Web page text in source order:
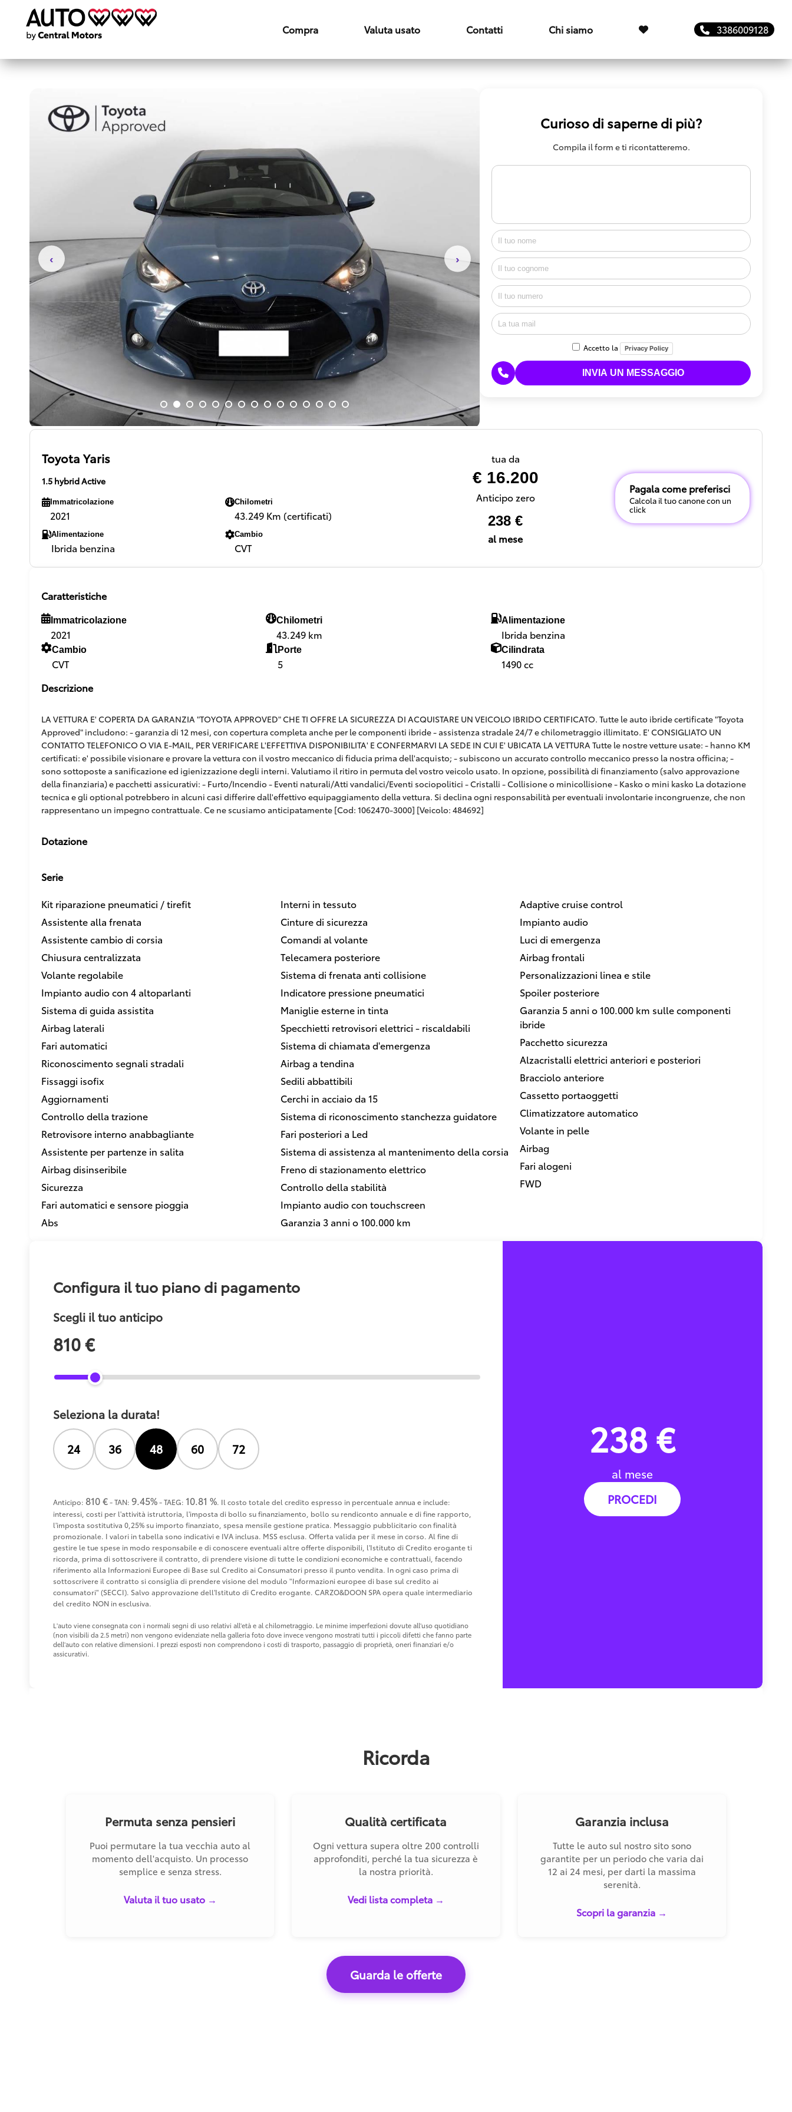
Compra Valuta usato Contatti Chi siamo 3386009128
Curioso di saperne di più?
Compila il form e ti ricontatteremo.
Accetto la Privacy Policy
Toyota Yaris
1.5 hybrid Active
Immatricolazione
2021
Chilometri
43.249 Km (certificati)
Alimentazione
Ibrida benzina
Cambio
CVT
tua da
€ 16.200
Anticipo zero
238 €
al mese
Pagala come preferisci
Calcola il tuo canone con un
click
Caratteristiche
Immatricolazione
2021
Chilometri
43.249 km
Alimentazione
Ibrida benzina
Cambio
CVT
Porte
5
Cilindrata
1490 cc
Descrizione
LA VETTURA E' COPERTA DA GARANZIA "TOYOTA APPROVED" CHE TI OFFRE LA SICUREZZA DI ACQUISTARE UN VEICOLO IBRIDO CERTIFICATO. Tutte le auto ibride certificate "Toyota
Approved" includono: - garanzia di 12 mesi, con copertura completa anche per le componenti ibride - assistenza stradale 24/7 e chilometraggio illimitato. E' CONSIGLIATO UN
CONTATTO TELEFONICO O VIA E-MAIL, PER VERIFICARE L'EFFETTIVA DISPONIBILITA' E CONFERMARVI LA SEDE IN CUI E' UBICATA LA VETTURA Tutte le nostre vetture usate: - hanno KM
certificati: e' possibile visionare e provare la vettura con il vostro meccanico di fiducia prima dell'acquisto; - subiscono un accurato controllo meccanico presso la nostra officina; -
sono sottoposte a sanificazione ed igienizzazione degli interni. Valutiamo il ritiro in permuta del vostro veicolo usato. In opzione, possibilità di finanziamento (salvo approvazione
della finanziaria) e pacchetti assicurativi: - Furto/Incendio - Eventi naturali/Atti vandalici/Eventi sociopolitici - Cristalli - Collisione o minicollisione - Kasko o mini kasko La dotazione
tecnica e gli optional potrebbero in alcuni casi differire dall'effettivo equipaggiamento della vettura. Si declina ogni responsabilità per eventuali involontarie incongruenze, che non
rappresentano un impegno contrattuale. Ce ne scusiamo anticipatamente [Cod: 1062470-3000] [Veicolo: 484692]
Dotazione
Serie
Kit riparazione pneumatici / tirefit
Assistente alla frenata
Assistente cambio di corsia
Chiusura centralizzata
Volante regolabile
Impianto audio con 4 altoparlanti
Sistema di guida assistita
Airbag laterali
Fari automatici
Riconoscimento segnali stradali
Fissaggi isofix
Aggiornamenti
Controllo della trazione
Retrovisore interno anabbagliante
Assistente per partenze in salita
Airbag disinseribile
Sicurezza
Fari automatici e sensore pioggia
Abs
Interni in tessuto
Cinture di sicurezza
Comandi al volante
Telecamera posteriore
Sistema di frenata anti collisione
Indicatore pressione pneumatici
Maniglie esterne in tinta
Specchietti retrovisori elettrici - riscaldabili
Sistema di chiamata d'emergenza
Airbag a tendina
Sedili abbattibili
Cerchi in acciaio da 15
Sistema di riconoscimento stanchezza guidatore
Fari posteriori a Led
Sistema di assistenza al mantenimento della corsia
Freno di stazionamento elettrico
Controllo della stabilità
Impianto audio con touchscreen
Garanzia 3 anni o 100.000 km
Adaptive cruise control
Impianto audio
Luci di emergenza
Airbag frontali
Personalizzazioni linea e stile
Spoiler posteriore
Garanzia 5 anni o 100.000 km sulle componenti
ibride
Pacchetto sicurezza
Alzacristalli elettrici anteriori e posteriori
Bracciolo anteriore
Cassetto portaoggetti
Climatizzatore automatico
Volante in pelle
Airbag
Fari alogeni
FWD
Configura il tuo piano di pagamento
Scegli il tuo anticipo
810 €
Seleziona la durata!
24 36 48 60 72
Anticipo: 810 €- TAN: 9.45%- TAEG: 10.81 %. Il costo totale del credito espresso in percentuale annua e include:
interessi, costi per l'attività istruttoria, l'imposta di bollo su finanziamento, bollo su rendiconto annuale e di fine rapporto,
l'imposta sostitutiva 0,25% su importo finanziato, spesa mensile gestione pratica. Messaggio pubblicitario con finalità
promozionale. I valori in tabella sono indicativi e IVA inclusa. MSS esclusa. Offerta valida per il mese in corso. Al fine di
gestire le tue spese in modo responsabile e di conoscere eventuali altre offerte disponibili, l'Istituto di Credito erogante ti
ricorda, prima di sottoscrivere il contratto, di prendere visione di tutte le condizioni economiche e contrattuali, facendo
riferimento alla Informazioni Europee di Base sul Credito ai Consumatori presso il punto vendita. In ogni caso prima di
sottoscrivere il contratto si consiglia di prendere visione del modulo "Informazioni europee di base sul credito ai
consumatori" (SECCI). Salvo approvazione dell'Istituto di Credito erogante. CARZO&DOON SPA opera quale intermediario
del credito NON in esclusiva.
L'auto viene consegnata con i normali segni di uso relativi all'età e al chilometraggio. Le minime imperfezioni dovute all'uso quotidiano
(non visibili da 2.5 metri) non vengono evidenziate nella galleria foto dove invece vengono mostrati tutti i piccoli difetti che fanno parte
dell'auto con relative dimensioni. I prezzi esposti non comprendono i costi di trasporto, passaggio di proprietà, oneri finanziari e/o
assicurativi.
238 €
al mese
PROCEDI
Ricorda
Permuta senza pensieri
Puoi permutare la tua vecchia auto al
momento dell'acquisto. Un processo
semplice e senza stress.
Valuta il tuo usato →
Qualità certificata
Ogni vettura supera oltre 200 controlli
approfonditi, perché la tua sicurezza è
la nostra priorità.
Vedi lista completa →
Garanzia inclusa
Tutte le auto sul nostro sito sono
garantite per un periodo che varia dai
12 ai 24 mesi, per darti la massima
serenità.
Scopri la garanzia →
Guarda le offerte